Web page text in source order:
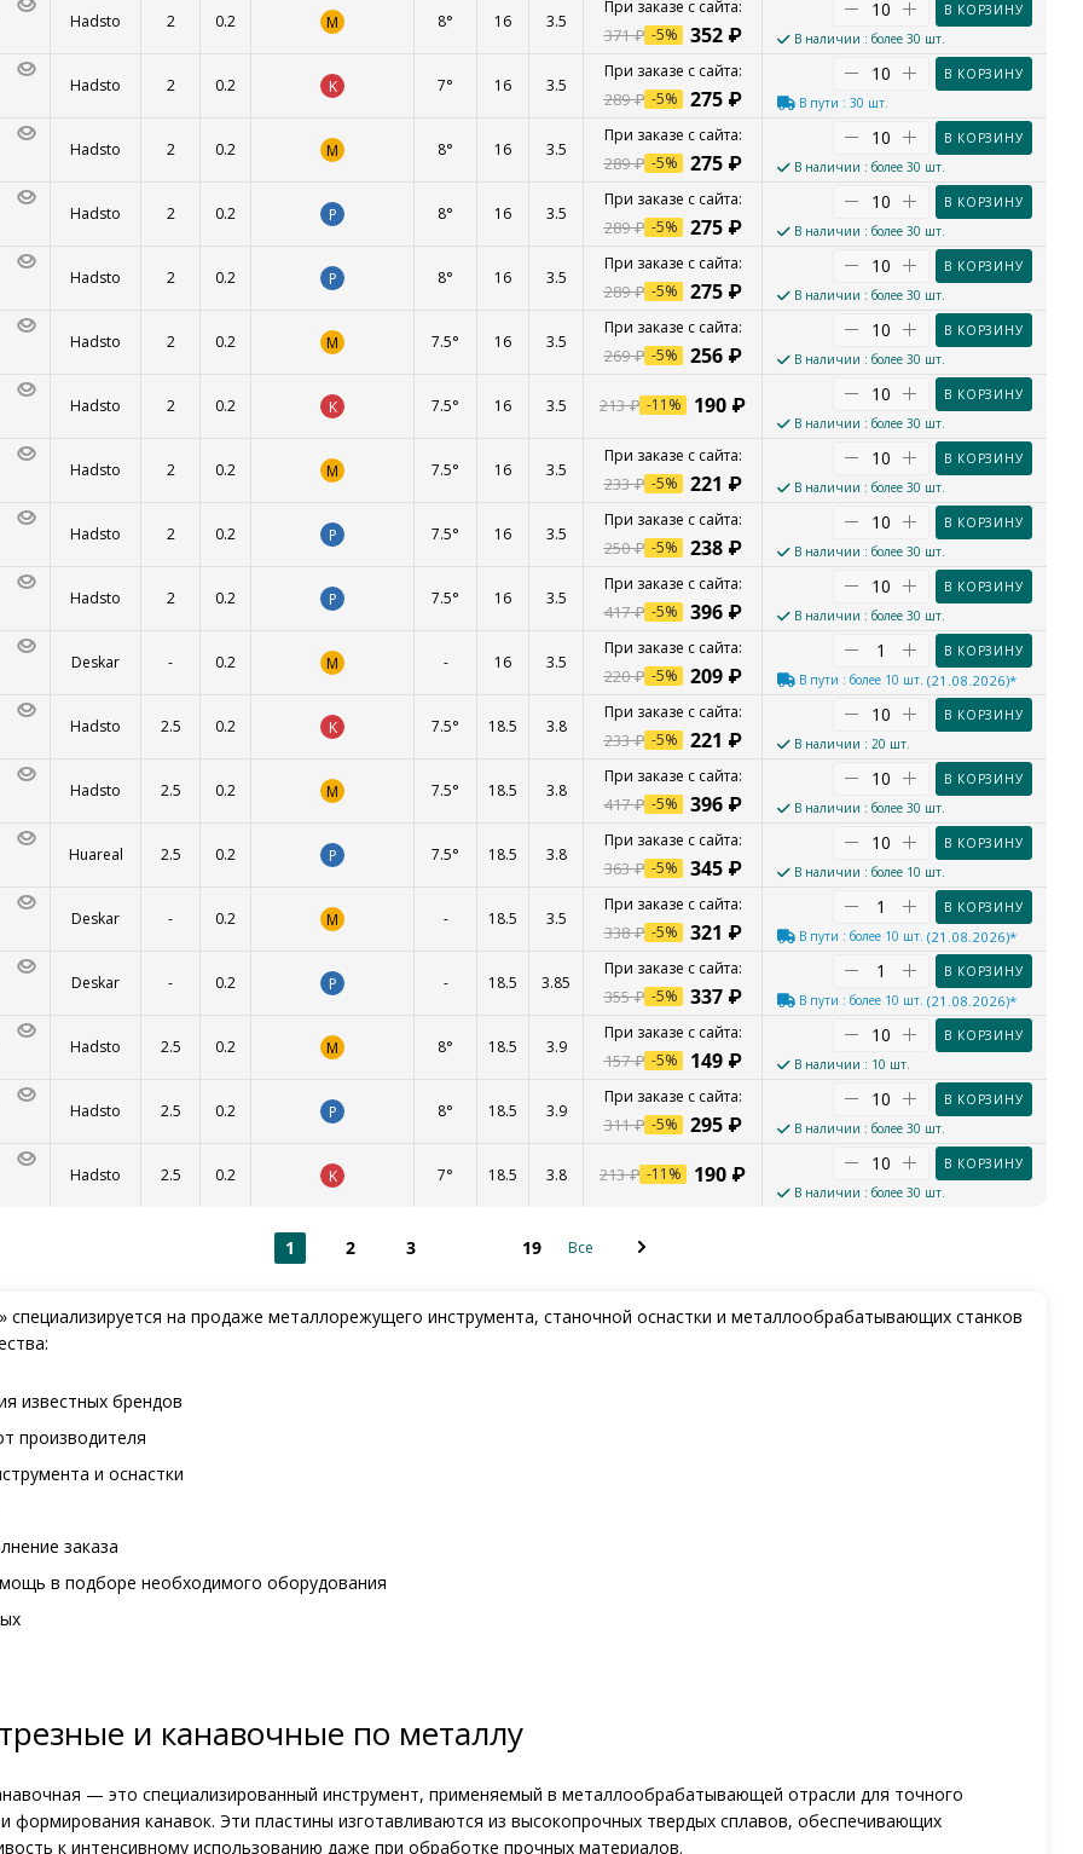
Hadsto 2 0.2 M 8° 16 3.5
352₽
371₽ -5%
В КОРЗИНУ
В наличии : более 30 шт.
Hadsto 2 0.2 K 7° 16 3.5
275₽
289₽ -5%
В КОРЗИНУ
В пути : 30 шт.
Hadsto 2 0.2 M 8° 16 3.5
275₽
289₽ -5%
В КОРЗИНУ
В наличии : более 30 шт.
Hadsto 2 0.2 P 8° 16 3.5
275₽
289₽ -5%
В КОРЗИНУ
В наличии : более 30 шт.
Hadsto 2 0.2 P 8° 16 3.5
275₽
289₽ -5%
В КОРЗИНУ
В наличии : более 30 шт.
Hadsto 2 0.2 M 7.5° 16 3.5
256₽
269₽ -5%
В КОРЗИНУ
В наличии : более 30 шт.
Hadsto 2 0.2 K 7.5° 16 3.5 190 ₽
213₽ -11 %
В КОРЗИНУ
В наличии : более 30 шт.
Hadsto 2 0.2 M 7.5° 16 3.5
221 ₽
233₽ -5%
В КОРЗИНУ
В наличии : более 30 шт.
Hadsto 2 0.2 P 7.5° 16 3.5
238₽
250₽ -5%
В КОРЗИНУ
В наличии : более 30 шт.
Hadsto 2 0.2 P 7.5° 16 3.5
396₽
417₽ -5%
В КОРЗИНУ
В наличии : более 30 шт.
Deskar - 0.2 M - 16 3.5
209₽
220₽ -5%
В КОРЗИНУ
В пути : более 10 шт. (21.08.2026)*
Hadsto 2.5 0.2 K 7.5° 18.5 3.8
221 ₽
233₽ -5%
В КОРЗИНУ
В наличии : 20 шт.
Hadsto 2.5 0.2 M 7.5° 18.5 3.8
396₽
417₽ -5%
В КОРЗИНУ
В наличии : более 30 шт.
Huareal 2.5 0.2 P 7.5° 18.5 3.8
345₽
363₽ -5%
В КОРЗИНУ
В наличии : более 10 шт.
Deskar - 0.2 M - 18.5 3.5
321 ₽
338₽ -5%
В КОРЗИНУ
В пути : более 10 шт. (21.08.2026)*
Deskar - 0.2 P - 18.5 3.85
337₽
355₽ -5%
В КОРЗИНУ
В пути : более 10 шт. (21.08.2026)*
Hadsto 2.5 0.2 M 8° 18.5 3.9
149₽
157₽ -5%
В КОРЗИНУ
В наличии : 10 шт.
Hadsto 2.5 0.2 P 8° 18.5 3.9
295₽
311₽ -5%
В КОРЗИНУ
В наличии : более 30 шт.
Hadsto 2.5 0.2 K 7° 18.5 3.8 190 ₽
213₽ -11 %
В КОРЗИНУ
В наличии : более 30 шт.
1 2 3 19 Все
на продаже металлорежущего инструмента, станочной оснастки и металлообрабатывающих станков
известных брендов
производителя
и оснастки
заказа
в подборе необходимого оборудования
и канавочные по металлу
— это специализированный инструмент, применяемый в металлообрабатывающей отрасли для точного
формирования канавок. Эти пластины изготавливаются из высокопрочных твердых сплавов, обеспечивающих
к интенсивному использованию даже при обработке прочных материалов.